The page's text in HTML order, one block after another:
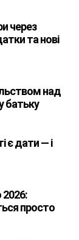
через
та нові
над
батьку
є дати — і
просто